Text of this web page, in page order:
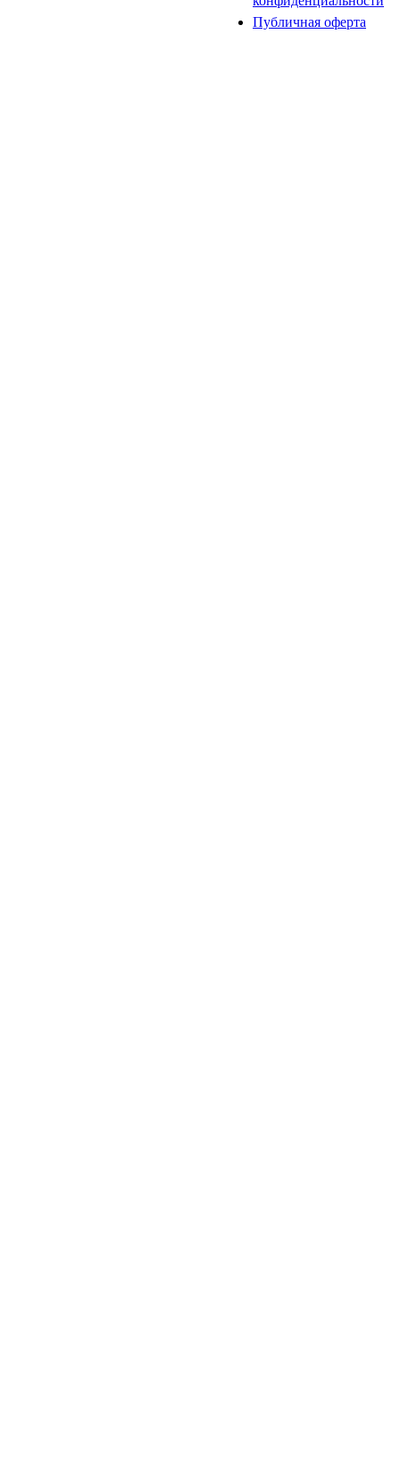
Публичная оферта